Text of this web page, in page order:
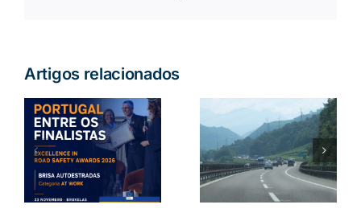
Artigos relacionados
Conduzir no
estrangeiro:
o que
precisa
saber
Crianças
esquecidas
no carro:
como evitar
uma